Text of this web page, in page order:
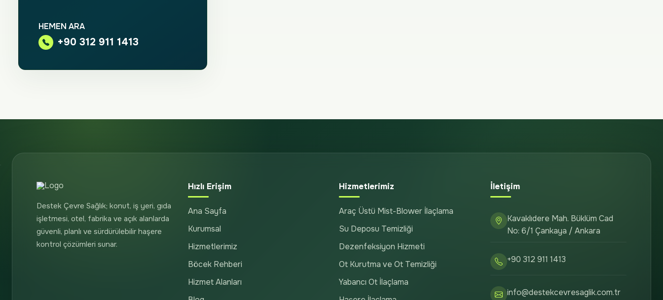
HEMEN ARA
+90 312 911 1413
Destek Çevre Sağlık; konut, iş yeri, gıda
işletmesi, otel, fabrika ve açık alanlarda
güvenli, planlı ve sürdürülebilir haşere
kontrol çözümleri sunar.
Hızlı Erişim
Ana Sayfa
Kurumsal
Hizmetlerimiz
Böcek Rehberi
Hizmet Alanları
Hizmetlerimiz
Araç Üstü Mist-Blower İlaçlama
Su Deposu Temizliği
Dezenfeksiyon Hizmeti
Ot Kurutma ve Ot Temizliği
Yabancı Ot İlaçlama
İletişim
Kavaklıdere Mah. Büklüm Cad
No: 6/1 Çankaya / Ankara
+90 312 911 1413
info@destekcevresaglik.com.tr